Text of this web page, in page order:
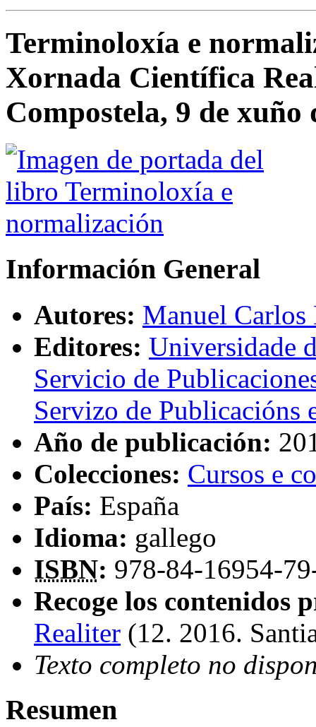
Terminoloxía e
Xornada Científica
Compostela, 9 de xuño
Información General
Autores: Manuel Carlos
Editores: Universidade
Servicio de
Servizo de
Año de publicación:
Colecciones: Cursos e
País: España
Idioma: gallego
ISBN: 978-84-16954-
Recoge los contenidos
Realiter (12. 2016.
Texto completo no
Resumen